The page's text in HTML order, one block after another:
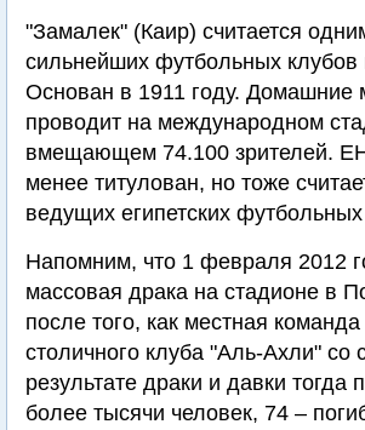
"Замалек" (Каир) считается
сильнейших футбольных клубов
Основан в 1911 году. Домашние
проводит на международном
вмещающем 74.100 зрителей.
менее титулован, но тоже
ведущих египетских
Напомним, что 1 февраля 2012
массовая драка на стадионе в
после того, как местная
столичного клуба "Аль-Ахли" со
результате драки и давки тогда
более тысячи человек, 74 –